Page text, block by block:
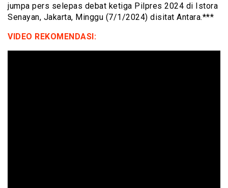
jumpa pers selepas debat ketiga Pilpres 2024 di Istora
Senayan, Jakarta, Minggu (7/1/2024) disitat Antara.***
VIDEO REKOMENDASI: